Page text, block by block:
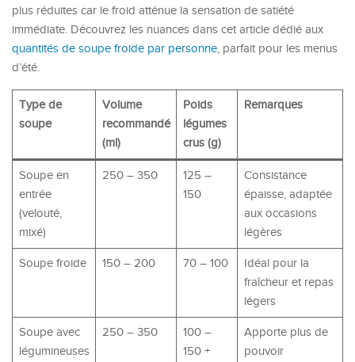
plus réduites car le froid atténue la sensation de satiété
immédiate. Découvrez les nuances dans cet article dédié aux
quantités de soupe froide par personne, parfait pour les menus
d’été.
Type de
soupe
Volume
recommandé
(ml)
Poids
légumes
crus (g)
Remarques
Soupe en
entrée
(velouté,
mixé)
250 – 350
125 –
150
Consistance
épaisse, adaptée
aux occasions
légères
Soupe froide 150 – 200 70 – 100
Idéal pour la
fraîcheur et repas
légers
Soupe avec
légumineuses
250 – 350
100 –
150 +
Apporte plus de
pouvoir